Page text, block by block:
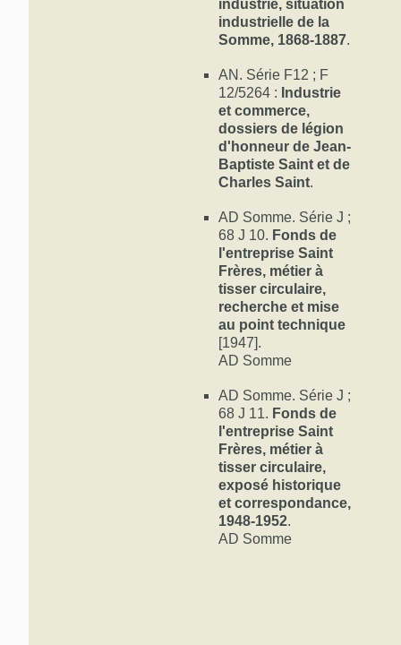
Entre temps,
des
(1856-1907),
Harondel,
Gamaches,
parisien.
les cousins
fils de
Pierre Saint
l'affaire
figure comme
d'entreprise,
tous les
l'exception de
Son mariage
roubaisien
textile du Nord.
universelle de
dix-sept
l'Oise, une
s'appuie sur
vente et
Nord et en
dont 9 000
force motrice
industrie, situation
industrielle de la
Somme, 1868-1887.
AN. Série F12 ; F
12/5264 : Industrie
et commerce,
dossiers de légion
d'honneur de Jean-
Baptiste Saint et de
Charles Saint.
AD Somme. Série J ;
68 J 10. Fonds de
l'entreprise Saint
Frères, métier à
tisser circulaire,
recherche et mise
au point technique
[1947].
AD Somme
AD Somme. Série J ;
68 J 11. Fonds de
l'entreprise Saint
Frères, métier à
tisser circulaire,
exposé historique
et correspondance,
1948-1952.
AD Somme